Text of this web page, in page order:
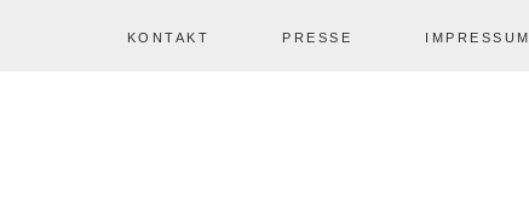
KONTAKT PRESSE IMPRESSUM